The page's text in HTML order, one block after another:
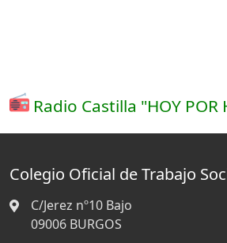
Radio Castilla "HOY
Colegio Oficial de Trabajo
C/Jerez nº10 Bajo
09006 BURGOS